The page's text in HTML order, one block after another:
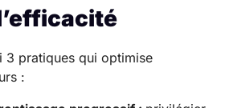
pratiques qui optimise
: